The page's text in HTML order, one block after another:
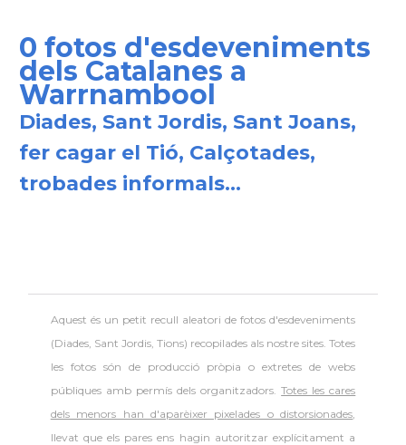
0 fotos d'esdeveniments
dels Catalanes a
Warrnambool
Diades, Sant Jordis, Sant Joans,
fer cagar el Tió, Calçotades,
trobades informals...
Aquest és un petit recull aleatori defotos d'esdeveniments
(Diades, Sant Jordis, Tions) recopilades als nostre sites. Totes
les fotos són de producció pròpia o extretes de webs
públiques amb permís dels organitzadors.Totes les cares
dels menors han d'aparèixer pixelades o distorsionades,
llevat que els pares ens hagin autoritzar explícitament a